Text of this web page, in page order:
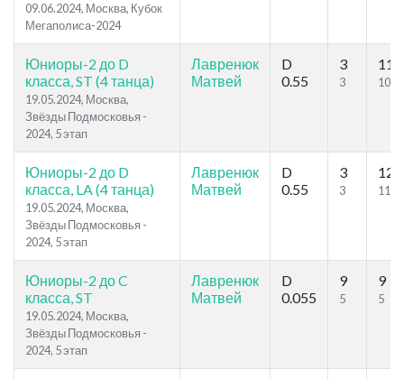
09.06.2024, Москва, Кубок
Мегаполиса-2024
Юниоры-2 до D
класса, ST (4 танца)
19.05.2024, Москва,
Звёзды Подмосковья -
2024, 5 этап
Лавренюк
Матвей
D
0.55
3
3
11
10
Юниоры-2 до D
класса, LA (4 танца)
19.05.2024, Москва,
Звёзды Подмосковья -
2024, 5 этап
Лавренюк
Матвей
D
0.55
3
3
12
11
Юниоры-2 до C
класса, ST
19.05.2024, Москва,
Звёзды Подмосковья -
2024, 5 этап
Лавренюк
Матвей
D
0.055
9
5
9
5